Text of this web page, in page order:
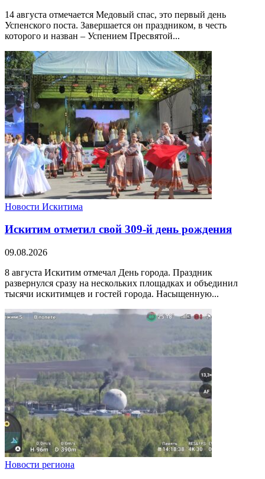
14 августа отмечается Медовый спас, это первый день
Успенского поста. Завершается он праздником, в честь
которого и назван – Успением Пресвятой...
Новости Искитима
Искитим отметил свой 309-й день рождения
09.08.2026
8 августа Искитим отмечал День города. Праздник
развернулся сразу на нескольких площадках и объединил
тысячи искитимцев и гостей города. Насыщенную...
Новости региона